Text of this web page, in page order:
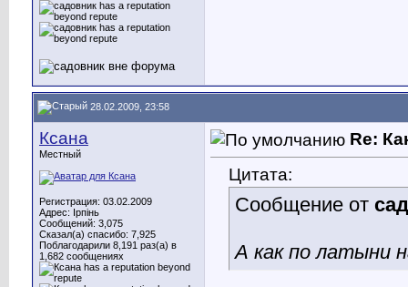
28.02.2009, 23:58
Ксана
Местный
Регистрация: 03.02.2009
Адрес: Ірпінь
Сообщений: 3,075
Сказал(а) спасибо: 7,925
Поблагодарили 8,191 раз(а) в
1,682 сообщениях
Re:
Цитата:
Сообщение от
А как по латыни